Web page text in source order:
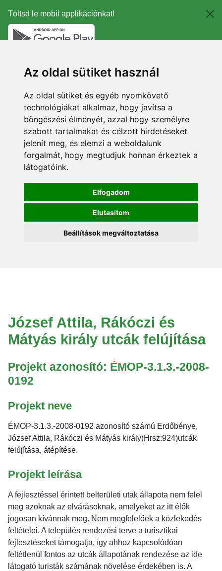
Töltsd le mobil applikációnkat!
Az oldal sütiket használ
Az oldal sütiket és egyéb nyomkövető
technológiákat alkalmaz, hogy javítsa a
böngészési élményét, azzal hogy személyre
szabott tartalmakat és célzott hirdetéseket
jelenít meg, és elemzi a weboldalunk
forgalmát, hogy megtudjuk honnan érkeztek a
látogatóink.
Elfogadom
Elutasítom
Beállítások megváltoztatása
József Attila, Rákóczi és
Mátyás király utcák felújítása
Projekt azonosító: ÉMOP-3.1.3.-2008-
0192
Projekt neve
ÉMOP-3.1.3.-2008-0192 azonosító számú Erdőbénye,
József Attila, Rákóczi és Mátyás király(Hrsz:924)utcák
felújítása, átépítése.
Projekt leírása
A fejlesztéssel érintett belterületi utak állapota nem felel
meg azoknak az elvárásoknak, amelyeket az itt élők
jogosan kívánnak meg. Nem megfelelőek a közlekedés
feltételei. A település rendezési terve a turisztikai
fejlesztéseket támogatja, így ahhoz kapcsolódóan
feltétlenül fontos az utcák állapotának rendezése az ide
látogató turisták számának növelése érdekében is. A